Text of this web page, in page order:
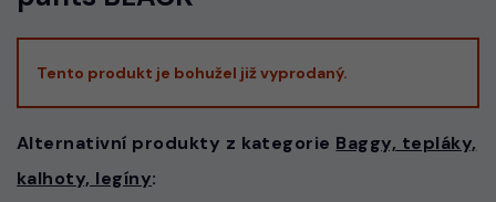
Tento produkt je bohužel již vyprodaný.
Alternativní produkty z kategorie Baggy, tepláky,
kalhoty, legíny: